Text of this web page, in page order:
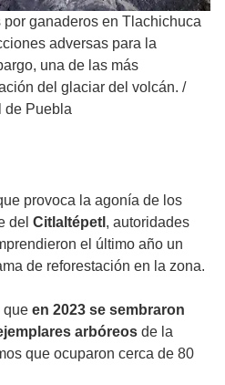
ganaderos en Tlachichuca
adversas para la
una de las más
del glaciar del volcán. /
de Puebla
provoca la agonía de los
del Citlaltépetl , autoridades
el último año un
de reforestación en la zona.
que en 2023 se sembraron
arbóreos de la
que ocuparon cerca de 80